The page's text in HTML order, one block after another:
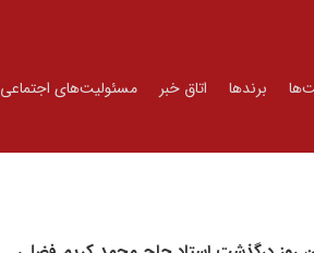
برندها اتاق خبر مسئولیت‌های اجتماعی